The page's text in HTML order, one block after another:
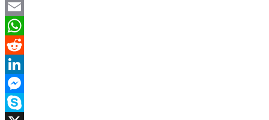
Facebook
Email
WhatsApp
Reddit
LinkedIn
Messenger